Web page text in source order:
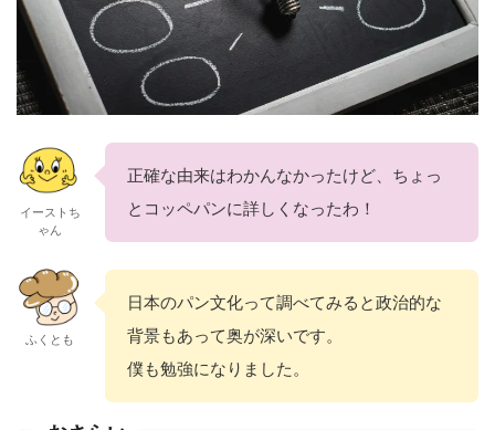
イーストち
ゃん
正確な由来はわかんなかったけど、ちょっ
とコッペパンに詳しくなったわ！
ふくとも
日本のパン文化って調べてみると政治的な
背景もあって奥が深いです。
僕も勉強になりました。